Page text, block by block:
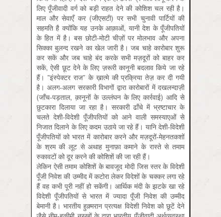
लिए पूँजीवादी वर्ग को बड़ी राहत देने की कोशिश चल रही है।
माल और सेवाएँ कर (जीएसटी) पर सभी चुनावी पार्टियों की
सहमति है क्‍योंकि यह उनके आक़ाओं, यानी देश के पूँजीपतियों
के हित में है। बस छोटी-मोटी चीज़ों पर मोलभाव और अपना
सिक्‍का बुलन्‍द रखने का खेल जारी है। जब चाहे कारोबार शुरू
कर सकें और जब चाहे बंद करके सभी मज़दूरों को बाहर कर
सकें, ऐसी छूट देने के लिए ज़रूरी कानूनी बदलाव किये जा रहे
हैं। ”इंस्पेक्टर राज” के ख़ात्मे की प्रक्रिया तेज़ कर दी गयी
है। अलग-अलग सरकारी विभागों द्वारा कारोबारों में दखलन्दाज़ी
(जाँच-पड़ताल, क़ानूनों के उल्लंघन के लिए कार्रवाई) आदि से
छुटकारा दिलाया जा रहा है। सरकारी ढाँचे में भ्रष्टाचार के
चलते देशी-विदेशी पूँजीपतियों को आने वाली समस्याएओं से
निजात दिलाने के लिए कदम उठाये जा रहे हैं। यानि देशी-विदेशी
पूँजीपतियों को भारत में कारोबार करने और मज़दूरों-मेहनतकशों
के श्रम की लूट से अथाह मुनाफ़ा कमाने के रास्ते से तमाम
रुकावटों को दूर करने की कोशिशें की जा रही हैं।
लेकिन ऐसी तमाम कोशिशें के बावजूद मोदी जिस स्तर के विदेशी
पूँजी निवेश की उम्‍मीद में कटोरा लेकर विदेशों के चक्‍कर लगा रहे
हैं वह कभी पूरी नहीं हो सकेंगी। आर्थिक मंदी के झटके खा रहे
विदेशी पूँजीपतियों से भारत में ज्यादा पूँजी निवेश की उम्मीद
बेमानी है। भारतीय हुक़्मरान प्रत्यक्ष विदेशी निवेश को छूटें देने